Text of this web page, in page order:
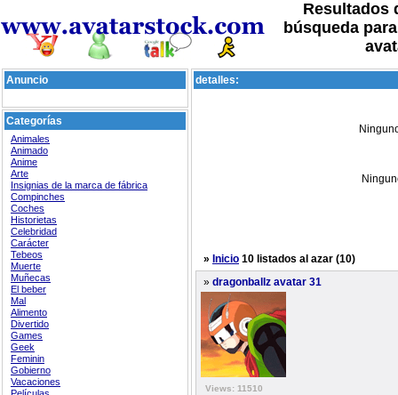
Resultados
búsqueda
Anuncio
Categorías
Animales
Animado
Anime
Arte
Insignias de la marca de fábrica
Compinches
Coches
Historietas
Celebridad
Carácter
Tebeos
Muerte
Muñecas
El beber
Mal
Alimento
Divertido
Games
Geek
Feminin
Gobierno
Vacaciones
detalles:
» Inicio 10 listados al azar (10)
» dragonballz avatar 31
Views: 11510